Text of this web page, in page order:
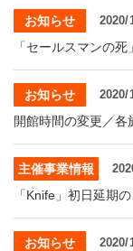
お知らせ 2020/
「セールスマンの
お知らせ 2020/
開館時間の変更／各
主催事業情報
「Knife」初日延期
お知らせ 2020/